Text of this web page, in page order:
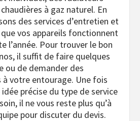
à gaz naturel. En
des services d’entretien et
vos appareils fonctionnent
l’année. Pour trouver le bon
il suffit de faire quelques
ou de demander des
votre entourage. Une fois
précise du type de service
il ne vous reste plus qu’à
pour discuter du devis.